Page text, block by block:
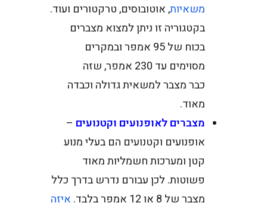
משאיות, אוטובוסים, טרקטורים ועוד.
בקטגוריה זו ניתן למצוא מצברים
בכוח של 95 אמפר ובמקרים
מסוימים עד 230 אמפר, שזה
כבר מצבר למשאית גדולה וכבדה
מאוד.
מצברים לאופנועים וקטנועים –
אופנועים וקטנועים הם בעלי מנוע
קטן ומערכות חשמליות מאוד
פשוטות. לכן עבורם נדרש בדרך כלל
מצבר של 8 או 12 אמפר בלבד.
איזה